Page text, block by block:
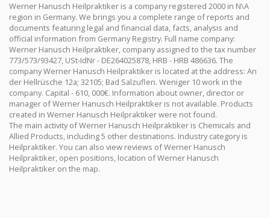
Werner Hanusch Heilpraktiker is a company registered 2000 in N\A
region in Germany. We brings you a complete range of reports and
documents featuring legal and financial data, facts, analysis and
official information from Germany Registry. Full name company:
Werner Hanusch Heilpraktiker, company assigned to the tax number
773/573/93427, USt-IdNr - DE264025878, HRB - HRB 486636. The
company Werner Hanusch Heilpraktiker is located at the address: An
der Hellrüsche 12a; 32105; Bad Salzuflen. Weniger 10 work in the
company. Capital - 610, 000€. Information about owner, director or
manager of Werner Hanusch Heilpraktiker is not available. Products
created in Werner Hanusch Heilpraktiker were not found.
The main activity of Werner Hanusch Heilpraktiker is Chemicals and
Allied Products, including 5 other destinations. Industry category is
Heilpraktiker. You can also view reviews of Werner Hanusch
Heilpraktiker, open positions, location of Werner Hanusch
Heilpraktiker on the map.